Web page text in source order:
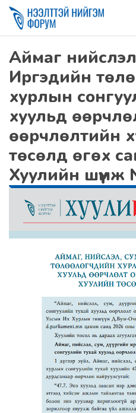
Аймаг нийслэл,
Иргэдийн
хурлын
хуульд
өөрчлөлтийн
төсөлд өгөх
Хуулийн